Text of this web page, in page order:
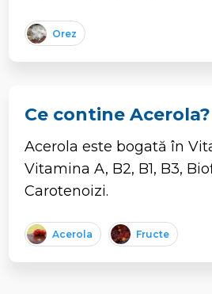
Orez
Ce contine Acerola?
Acerola este bogată în
Vitamina A, B2, B1, B3,
Carotenoizi.
Acerola Fructe